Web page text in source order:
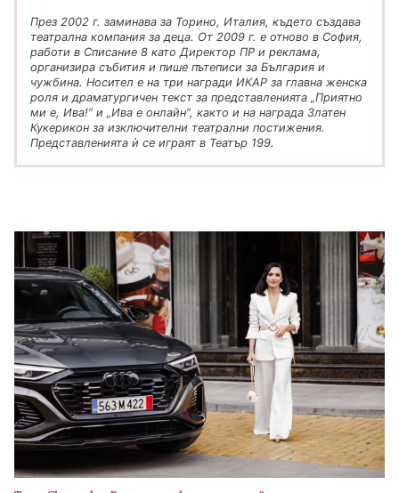
През 2002 г. заминава за Торино, Италия, където създава
театрална компания за деца. От 2009 г. е отново в София,
работи в Списание 8 като Директор ПР и реклама,
организира събития и пише пътеписи за България и
чужбина. Носител е на три награди ИКАР за главна женска
роля и драматургичен текст за представленията „Приятно
ми е, Ива!” и „Ива е онлайн”, както и на награда Златен
Кукерикон за изключителни театрални постижения.
Представленията ѝ се играят в Театър 199.